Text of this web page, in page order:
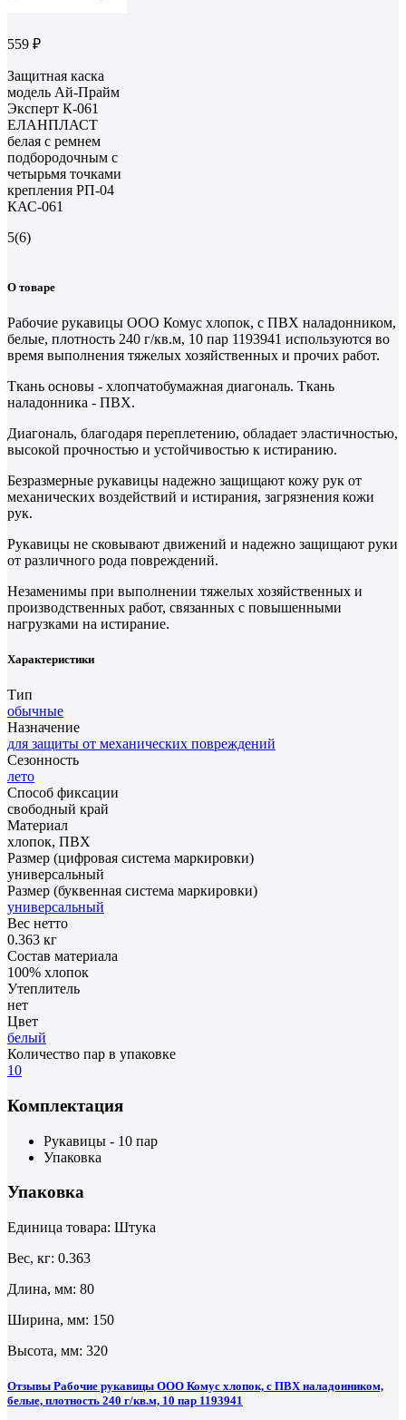
559 ₽
Защитная каска
модель Ай-Прайм
Эксперт К-061
ЕЛАНПЛАСТ
белая с ремнем
подбородочным с
четырьмя точками
крепления РП-04
КАС-061
5(6)
О товаре
Рабочие рукавицы ООО Комус хлопок, с ПВХ наладонником,
белые, плотность 240 г/кв.м, 10 пар 1193941 используются во
время выполнения тяжелых хозяйственных и прочих работ.
Ткань основы - хлопчатобумажная диагональ. Ткань
наладонника - ПВХ.
Диагональ, благодаря переплетению, обладает эластичностью,
высокой прочностью и устойчивостью к истиранию.
Безразмерные рукавицы надежно защищают кожу рук от
механических воздействий и истирания, загрязнения кожи
рук.
Рукавицы не сковывают движений и надежно защищают руки
от различного рода повреждений.
Незаменимы при выполнении тяжелых хозяйственных и
производственных работ, связанных с повышенными
нагрузками на истирание.
Характеристики
Тип
обычные
Назначение
для защиты от механических повреждений
Сезонность
лето
Способ фиксации
свободный край
Материал
хлопок, ПВХ
Размер (цифровая система маркировки)
универсальный
Размер (буквенная система маркировки)
универсальный
Вес нетто
0.363 кг
Состав материала
100% хлопок
Утеплитель
нет
Цвет
белый
Количество пар в упаковке
10
Комплектация
Рукавицы - 10 пар
Упаковка
Упаковка
Единица товара: Штука
Вес, кг: 0.363
Длина, мм: 80
Ширина, мм: 150
Высота, мм: 320
Отзывы Рабочие рукавицы ООО Комус хлопок, с ПВХ наладонником,
белые, плотность 240 г/кв.м, 10 пар 1193941